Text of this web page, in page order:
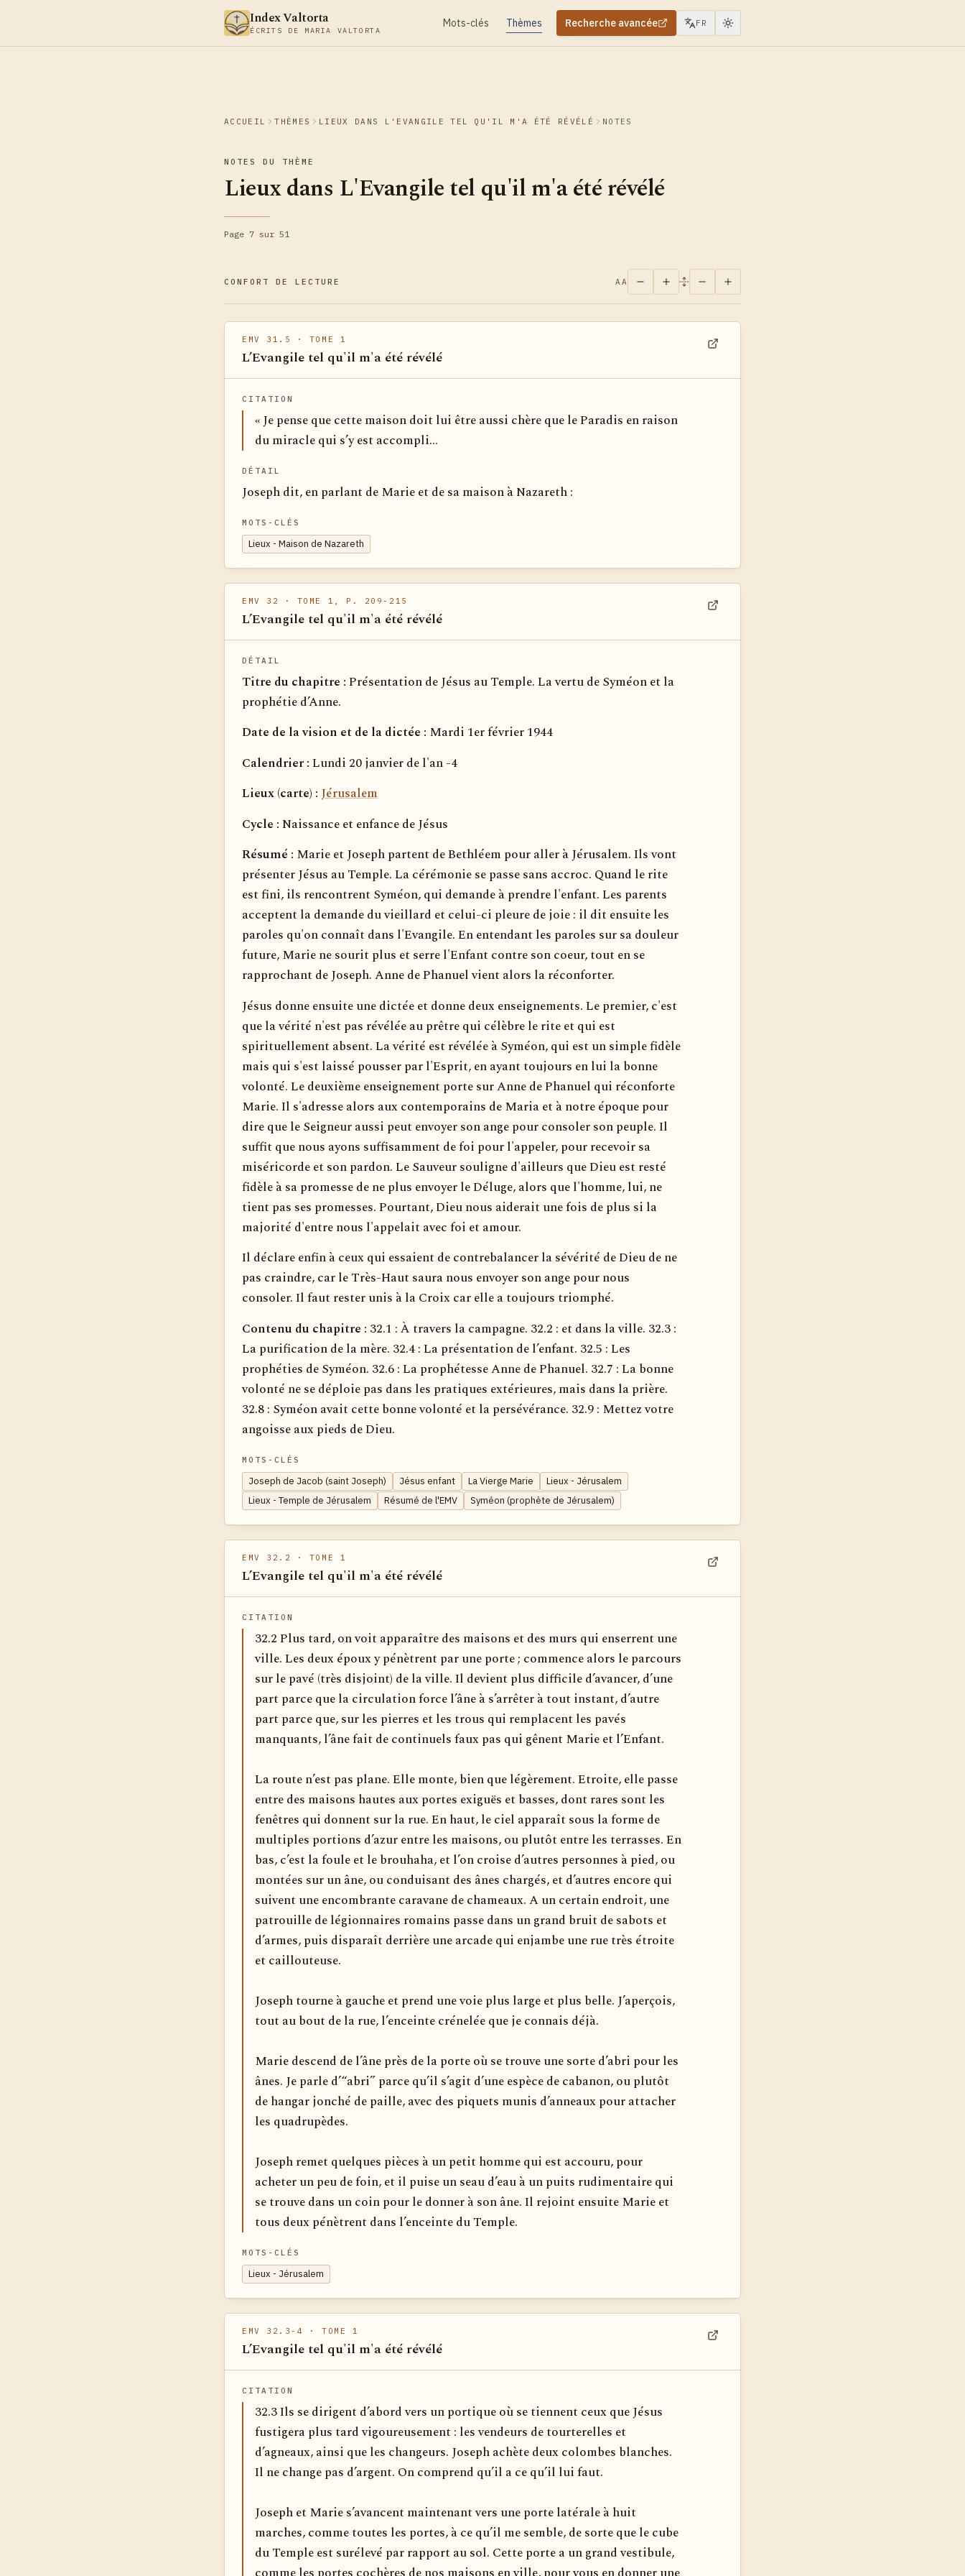
Index Valtorta
ÉCRITS DE MARIA VALTORTA
Mots-clés Thèmes Recherche avancée FR
ACCUEIL THÈMES LIEUX DANS L'EVANGILE TEL QU'IL M'A ÉTÉ RÉVÉLÉ NOTES
NOTES DU THÈME
Lieux dans L'Evangile tel qu'il m'a été révélé
Page 7 sur 51
CONFORT DE LECTURE AA
EMV 31.5 · TOME 1
L’Evangile tel qu'il m'a été révélé
CITATION
« Je pense que cette maison doit lui être aussi chère que le Paradis en raison
du miracle qui s’y est accompli...
DÉTAIL
Joseph dit, en parlant de Marie et de sa maison à Nazareth :
MOTS-CLÉS
Lieux - Maison de Nazareth
EMV 32 · TOME 1, P. 209-215
L’Evangile tel qu'il m'a été révélé
DÉTAIL
Titre du chapitre :Présentation de Jésus au Temple. La vertu de Syméon et la
prophétie d’Anne.
Date de la vision et de la dictée : Mardi 1er février 1944
Calendrier :Lundi 20 janvier de l'an -4
Lieux (carte) :Jérusalem
Cycle :Naissance et enfance de Jésus
Résumé : Marie et Joseph partent de Bethléem pour aller à Jérusalem. Ils vont
présenter Jésus au Temple. La cérémonie se passe sans accroc. Quand le rite
est fini, ils rencontrent Syméon, qui demande à prendre l'enfant. Les parents
acceptent la demande du vieillard et celui-ci pleure de joie : il dit ensuite les
paroles qu'on connaît dans l'Evangile. En entendant les paroles sur sa douleur
future, Marie ne sourit plus et serre l'Enfant contre son coeur, tout en se
rapprochant de Joseph. Anne de Phanuel vient alors la réconforter.
Jésus donne ensuite une dictée et donne deux enseignements. Le premier, c'est
que la vérité n'est pas révélée au prêtre qui célèbre le rite et qui est
spirituellement absent. La vérité est révélée à Syméon, qui est un simple fidèle
mais qui s'est laissé pousser par l'Esprit, en ayant toujours en lui la bonne
volonté. Le deuxième enseignement porte sur Anne de Phanuel qui réconforte
Marie. Il s'adresse alors aux contemporains de Maria et à notre époque pour
dire que le Seigneur aussi peut envoyer son ange pour consoler son peuple. Il
suffit que nous ayons suffisamment de foi pour l'appeler, pour recevoir sa
miséricorde et son pardon. Le Sauveur souligne d'ailleurs que Dieu est resté
fidèle à sa promesse de ne plus envoyer le Déluge, alors que l'homme, lui, ne
tient pas ses promesses. Pourtant, Dieu nous aiderait une fois de plus si la
majorité d'entre nous l'appelait avec foi et amour.
Il déclare enfin à ceux qui essaient de contrebalancer la sévérité de Dieu de ne
pas craindre, car le Très-Haut saura nous envoyer son ange pour nous
consoler. Il faut rester unis à la Croix car elle a toujours triomphé.
Contenu du chapitre : 32.1 : À travers la campagne. 32.2 : et dans la ville. 32.3 :
La purification de la mère. 32.4 : La présentation de l’enfant. 32.5 : Les
prophéties de Syméon. 32.6 : La prophétesse Anne de Phanuel. 32.7 : La bonne
volonté ne se déploie pas dans les pratiques extérieures, mais dans la prière.
32.8 : Syméon avait cette bonne volonté et la persévérance. 32.9 : Mettez votre
angoisse aux pieds de Dieu.
MOTS-CLÉS
Joseph de Jacob (saint Joseph) Jésus enfant La Vierge Marie
Lieux - Jérusalem
Lieux - Temple de Jérusalem
Résumé de l'EMV Syméon (prophète de Jérusalem)
EMV 32.2 · TOME 1
L’Evangile tel qu'il m'a été révélé
CITATION
32.2 Plus tard, on voit apparaître des maisons et des murs qui enserrent une
ville. Les deux époux y pénètrent par une porte ; commence alors le parcours
sur le pavé (très disjoint) de la ville. Il devient plus difficile d’avancer, d’une
part parce que la circulation force l’âne à s’arrêter à tout instant, d’autre
part parce que, sur les pierres et les trous qui remplacent les pavés
manquants, l’âne fait de continuels faux pas qui gênent Marie et l’Enfant.
La route n’est pas plane. Elle monte, bien que légèrement. Etroite, elle passe
entre des maisons hautes aux portes exiguës et basses, dont rares sont les
fenêtres qui donnent sur la rue. En haut, le ciel apparaît sous la forme de
multiples portions d’azur entre les maisons, ou plutôt entre les terrasses. En
bas, c’est la foule et le brouhaha, et l’on croise d’autres personnes à pied, ou
montées sur un âne, ou conduisant des ânes chargés, et d’autres encore qui
suivent une encombrante caravane de chameaux. A un certain endroit, une
patrouille de légionnaires romains passe dans un grand bruit de sabots et
d’armes, puis disparaît derrière une arcade qui enjambe une rue très étroite
et caillouteuse.
Joseph tourne à gauche et prend une voie plus large et plus belle. J’aperçois,
tout au bout de la rue, l’enceinte crénelée que je connais déjà.
Marie descend de l’âne près de la porte où se trouve une sorte d’abri pour les
ânes. Je parle d’“abri” parce qu’il s’agit d’une espèce de cabanon, ou plutôt
de hangar jonché de paille, avec des piquets munis d’anneaux pour attacher
les quadrupèdes.
Joseph remet quelques pièces à un petit homme qui est accouru, pour
acheter un peu de foin, et il puise un seau d’eau à un puits rudimentaire qui
se trouve dans un coin pour le donner à son âne. Il rejoint ensuite Marie et
tous deux pénètrent dans l’enceinte du Temple.
MOTS-CLÉS
Lieux - Jérusalem
EMV 32.3-4 · TOME 1
L’Evangile tel qu'il m'a été révélé
CITATION
32.3 Ils se dirigent d’abord vers un portique où se tiennent ceux que Jésus
fustigera plus tard vigoureusement : les vendeurs de tourterelles et
d’agneaux, ainsi que les changeurs. Joseph achète deux colombes blanches.
Il ne change pas d’argent. On comprend qu’il a ce qu’il lui faut.
Joseph et Marie s’avancent maintenant vers une porte latérale à huit
marches,­ comme toutes les portes, à ce qu’il me semble, de sorte que le cube
du Temple est surélevé par rapport au sol. Cette porte a un grand vestibule,